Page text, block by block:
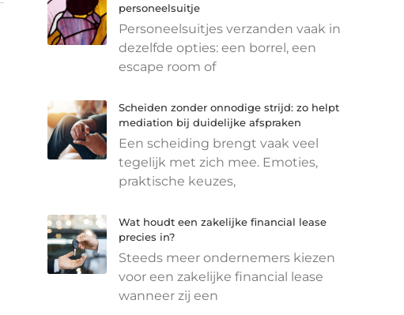
personeelsuitje
Personeelsuitjes verzanden vaak in
dezelfde opties: een borrel, een
escape room of
Scheiden zonder onnodige strijd: zo helpt
mediation bij duidelijke afspraken
Een scheiding brengt vaak veel
tegelijk met zich mee. Emoties,
praktische keuzes,
Wat houdt een zakelijke financial lease
precies in?
Steeds meer ondernemers kiezen
voor een zakelijke financial lease
wanneer zij een